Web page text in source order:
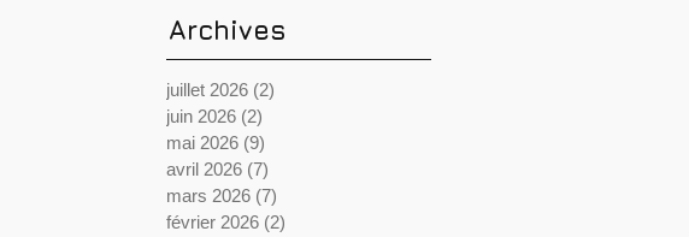
Archives
juillet 2026 (2)
juin 2026 (2)
mai 2026 (9)
avril 2026 (7)
mars 2026 (7)
février 2026 (2)